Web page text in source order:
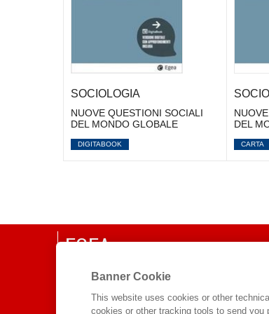
SOCIOLOGIA
NUOVE QUESTIONI SOCIALI
DEL MONDO GLOBALE
DIGITABOOK
DEL
CARTA
EGEA
CHI SIAMO
COMITATO SCIENTIFICO
Banner Cookie
This website uses cookies or other
cookies or other tracking tools to send